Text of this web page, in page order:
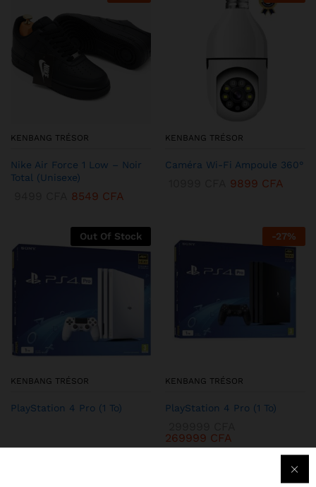
KENBANG TRÉSOR
Nike Air Force 1 Low – Noir
Total (Unisexe)
8549 CFA
KENBANG TRÉSOR
Caméra Wi-Fi Ampoule 360°
9899 CFA
Out Of Stock
KENBANG TRÉSOR
PlayStation 4 Pro (1 To)
-27%
KENBANG TRÉSOR
PlayStation 4 Pro (1 To)
269999 CFA